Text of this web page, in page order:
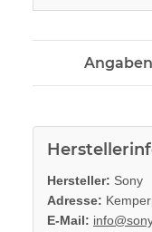
Hersteller: Sony
Adresse:
E-Mail: